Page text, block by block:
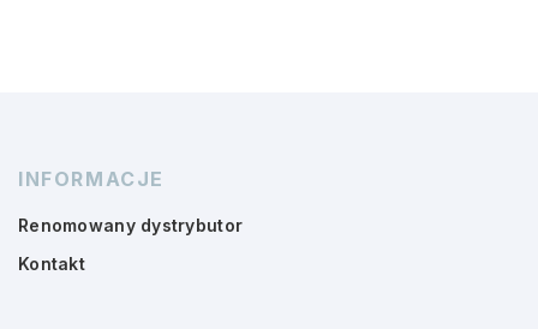
INFORMACJE
Renomowany dystrybutor
Kontakt